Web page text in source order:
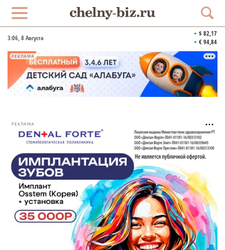
3:06, 8 Августа
$ 82,17
€ 94,84
РЕКЛАМА
РЕКЛАМА